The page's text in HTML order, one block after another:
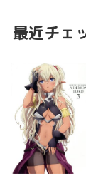
最近チェ